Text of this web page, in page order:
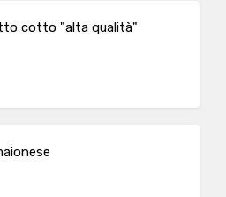
cotto "alta qualità"